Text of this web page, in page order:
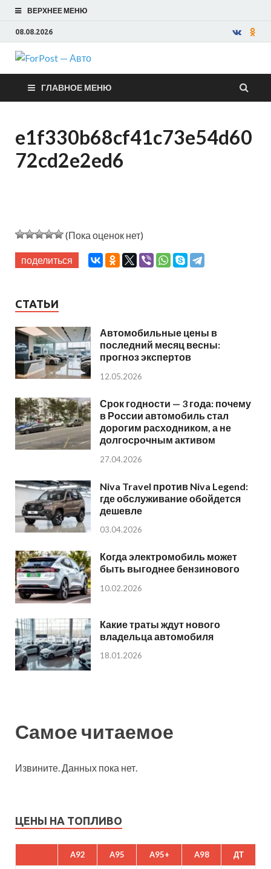
ВЕРХНЕЕ МЕНЮ
08.08.2026
ForPost —
Авто
ГЛАВНОЕ МЕНЮ
e1f330b68cf41c73e54d60
72cd2e2ed6
(Пока оценок нет)
поделиться
СТАТЬИ
Автомобильные цены в
последний месяц весны:
прогноз экспертов
12.05.2026
Срок годности — 3 года: почему
в России автомобиль стал
дорогим расходником, а не
долгосрочным активом
27.04.2026
Niva Travel против Niva Legend:
где обслуживание обойдется
дешевле
03.04.2026
Когда электромобиль может
быть выгоднее бензинового
10.02.2026
Какие траты ждут нового
владельца автомобиля
18.01.2026
Самое читаемое
Извините. Данных пока нет.
ЦЕНЫ НА ТОПЛИВО
A92 A95 A95+ A98 ДТ